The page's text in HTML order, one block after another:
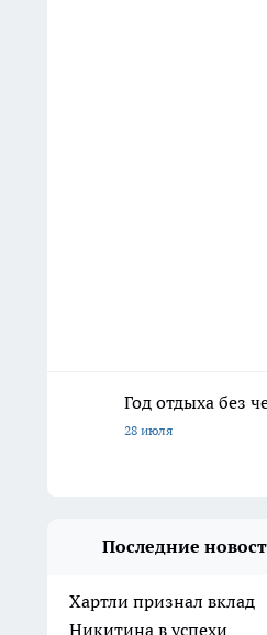
Год отдыха без
28 июля
Последние
Хартли признал вклад
Никитина в успехи